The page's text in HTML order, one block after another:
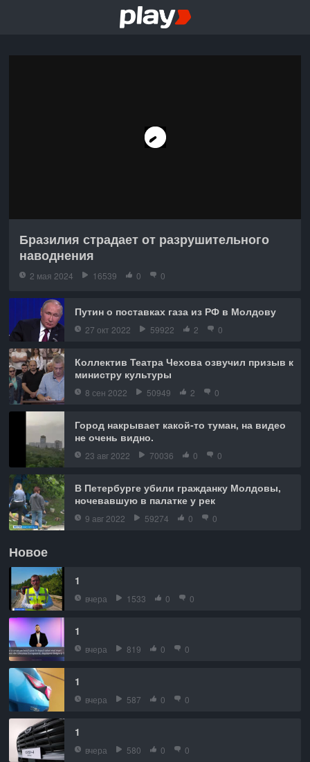
Бразилия страдает от разрушительного
наводнения
2 мая 2024 16539 0 0
Путин о поставках газа из РФ в Молдову
27 окт 2022 59922 2 0
Коллектив Театра Чехова озвучил призыв к
министру культуры
8 сен 2022 50949 2 0
Город накрывает какой-то туман, на видео
не очень видно.
23 авг 2022 70036 0 0
В Петербурге убили гражданку Молдовы,
ночевавшую в палатке у рек
9 авг 2022 59274 0 0
Новое
1
вчера 1533 0 0
1
вчера 819 0 0
1
вчера 587 0 0
1
вчера 580 0 0